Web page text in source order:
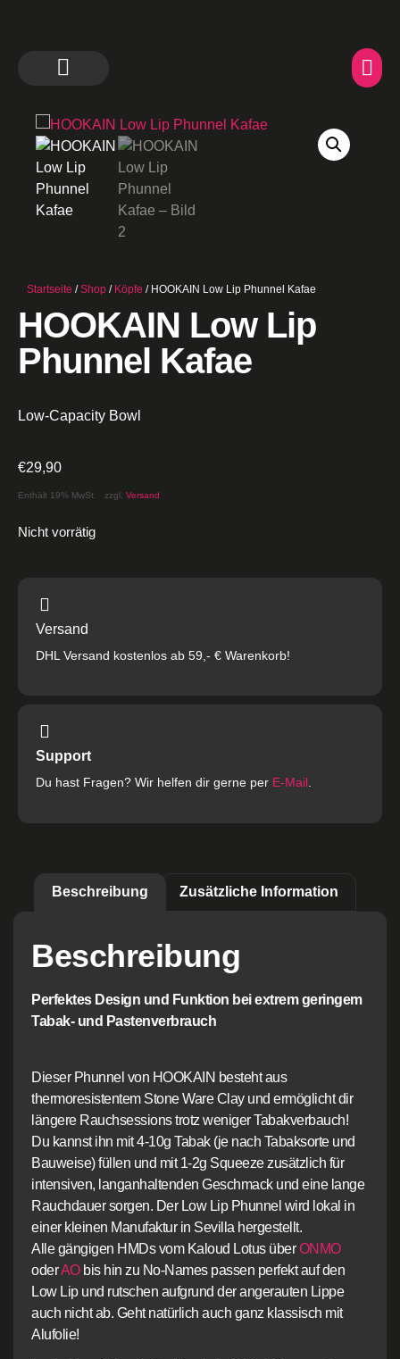
Startseite /Shop / Köpfe / HOOKAIN Low Lip Phunnel Kafae
HOOKAIN Low Lip
Phunnel Kafae
Low-Capacity Bowl
€29,90
Enthält 19% MwSt. zzgl. Versand
Nicht vorrätig
Versand
DHL Versand kostenlos ab 59,- € Warenkorb!
Support
Du hast Fragen? Wir helfen dir gerne per E-Mail
Beschreibung Zusätzliche Information
Beschreibung
Perfektes Design und Funktion bei extrem geringem
Tabak- und Pastenverbrauch
Dieser Phunnel von HOOKAIN besteht aus
thermoresistentem Stone Ware Clay und ermöglicht dir
längere Rauchsessions trotz weniger Tabakverbauch!
Du kannst ihn mit 4-10g Tabak (je nach Tabaksorte und
Bauweise) füllen und mit 1-2g Squeeze zusätzlich für
intensiven, langanhaltenden Geschmack und eine lange
Rauchdauer sorgen. Der Low Lip Phunnel wird lokal in
einer kleinen Manufaktur in Sevilla hergestellt.
Alle gängigen HMDs vom Kaloud Lotus überONMO
oderAObis hin zu No-Names passen perfekt auf den
Low Lip und rutschen aufgrund der angerauten Lippe
auch nicht ab. Geht natürlich auch ganz klassisch mit
Alufolie!